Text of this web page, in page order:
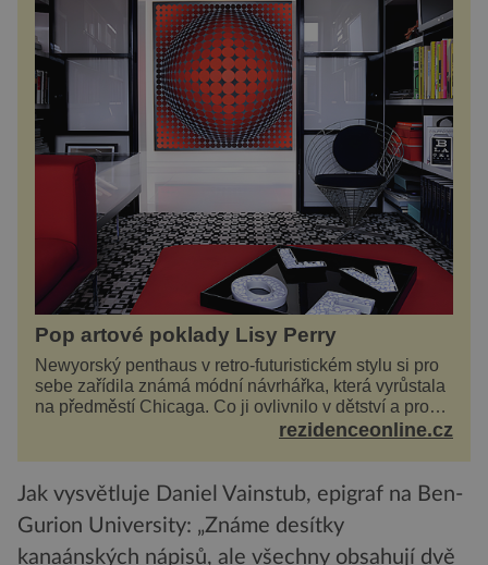
Pop artové poklady Lisy Perry
Newyorský penthaus v retro-futuristickém stylu si pro
sebe zařídila známá módní návrhářka, která vyrůstala
na předměstí Chicaga. Co ji ovlivnilo v dětství a proč
vypadá její domov právě takto? Interié...rezidenceonline.cz
Jak vysvětluje Daniel Vainstub, epigraf na Ben-
Gurion University: „Známe desítky
kanaánských nápisů, ale všechny obsahují dvě